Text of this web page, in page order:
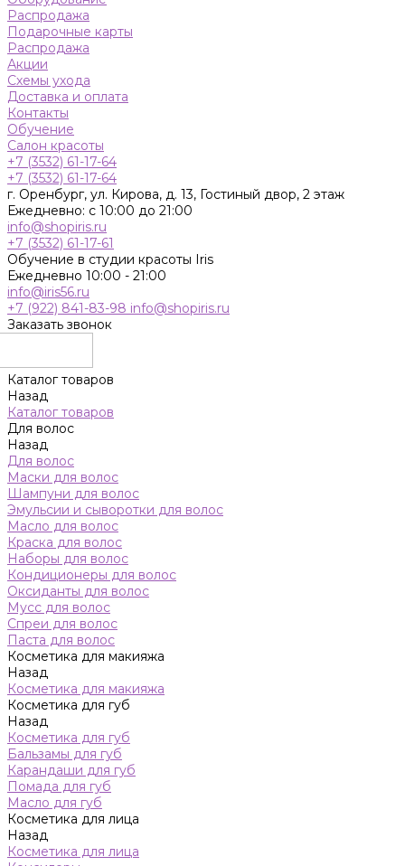
Распродажа
Подарочные карты
Распродажа
Акции
Схемы ухода
Доставка и оплата
Контакты
Обучение
Салон красоты
+7 (3532) 61-17-64
+7 (3532) 61-17-64
г. Оренбург, ул. Кирова, д. 13, Гостиный двор, 2 этаж
Ежедневно: с 10:00 до 21:00
info@shopiris.ru
+7 (3532) 61-17-61
Обучение в студии красоты Iris
Ежедневно 10:00 - 21:00
info@iris56.ru
+7 (922) 841-83-98 info@shopiris.ru
Заказать звонок
Каталог товаров
Назад
Каталог товаров
Для волос
Назад
Для волос
Маски для волос
Шампуни для волос
Эмульсии и сыворотки для волос
Масло для волос
Краска для волос
Наборы для волос
Кондиционеры для волос
Оксиданты для волос
Мусс для волос
Спреи для волос
Паста для волос
Косметика для макияжа
Назад
Косметика для макияжа
Косметика для губ
Назад
Косметика для губ
Бальзамы для губ
Карандаши для губ
Помада для губ
Масло для губ
Косметика для лица
Назад
Косметика для лица